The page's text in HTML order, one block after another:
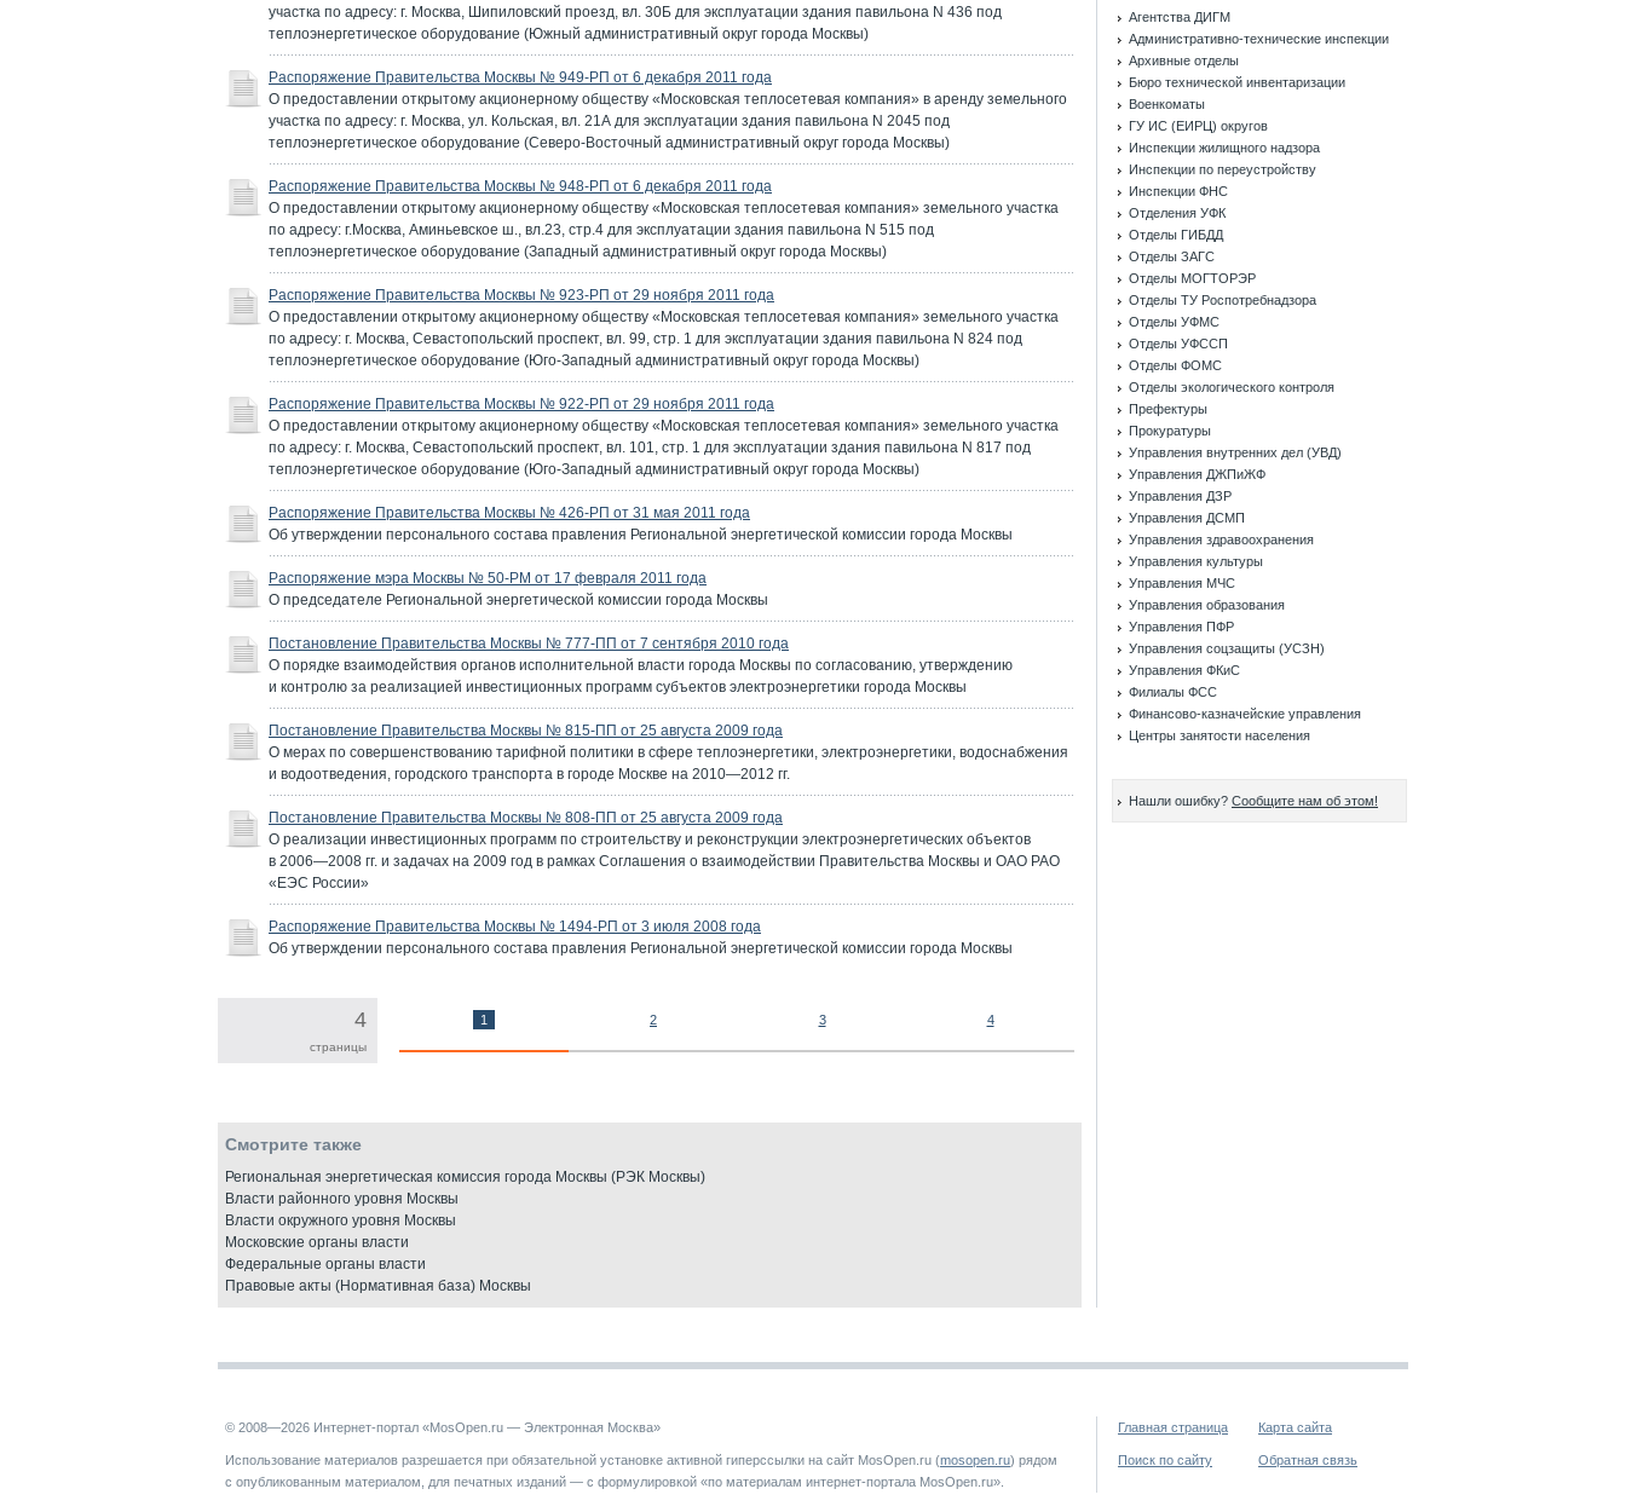
участка по адресу: г. Москва, Шипиловский проезд, вл. 30Б для эксплуатации здания павильона N 436 под
теплоэнергетическое оборудование (Южный административный округ города Москвы)
Распоряжение Правительства Москвы № 949-РП от 6 декабря 2011 года
О предоставлении открытому акционерному обществу «Московская теплосетевая компания» в аренду земельного
участка по адресу: г. Москва, ул. Кольская, вл. 21А для эксплуатации здания павильона N 2045 под
теплоэнергетическое оборудование (Северо-Восточный административный округ города Москвы)
Распоряжение Правительства Москвы № 948-РП от 6 декабря 2011 года
О предоставлении открытому акционерному обществу «Московская теплосетевая компания» земельного участка
по адресу: г.Москва, Аминьевское ш., вл.23, стр.4 для эксплуатации здания павильона N 515 под
теплоэнергетическое оборудование (Западный административный округ города Москвы)
Распоряжение Правительства Москвы № 923-РП от 29 ноября 2011 года
О предоставлении открытому акционерному обществу «Московская теплосетевая компания» земельного участка
по адресу: г. Москва, Севастопольский проспект, вл. 99, стр. 1 для эксплуатации здания павильона N 824 под
теплоэнергетическое оборудование (Юго-Западный административный округ города Москвы)
Распоряжение Правительства Москвы № 922-РП от 29 ноября 2011 года
О предоставлении открытому акционерному обществу «Московская теплосетевая компания» земельного участка
по адресу: г. Москва, Севастопольский проспект, вл. 101, стр. 1 для эксплуатации здания павильона N 817 под
теплоэнергетическое оборудование (Юго-Западный административный округ города Москвы)
Распоряжение Правительства Москвы № 426-РП от 31 мая 2011 года
Об утверждении персонального состава правления Региональной энергетической комиссии города Москвы
Распоряжение мэра Москвы № 50-РМ от 17 февраля 2011 года
О председателе Региональной энергетической комиссии города Москвы
Постановление Правительства Москвы № 777-ПП от 7 сентября 2010 года
О порядке взаимодействия органов исполнительной власти города Москвы по согласованию, утверждению
и контролю за реализацией инвестиционных программ субъектов электроэнергетики города Москвы
Постановление Правительства Москвы № 815-ПП от 25 августа 2009 года
О мерах по совершенствованию тарифной политики в сфере теплоэнергетики, электроэнергетики, водоснабжения
и водоотведения, городского транспорта в городе Москве на 2010—2012 гг.
Постановление Правительства Москвы № 808-ПП от 25 августа 2009 года
О реализации инвестиционных программ по строительству и реконструкции электроэнергетических объектов
в 2006—2008 гг. и задачах на 2009 год в рамках Соглашения о взаимодействии Правительства Москвы и ОАО РАО
«ЕЭС России»
Распоряжение Правительства Москвы № 1494-РП от 3 июля 2008 года
Об утверждении персонального состава правления Региональной энергетической комиссии города Москвы
4
страницы
1 2 3 4
Смотрите также
Региональная энергетическая комиссия города Москвы (РЭК Москвы)
Власти районного уровня Москвы
Власти окружного уровня Москвы
Московские органы власти
Федеральные органы власти
Правовые акты (Нормативная база) Москвы
Агентства ДИГМ
Административно-технические инспекции
Архивные отделы
Бюро технической инвентаризации
Военкоматы
ГУ ИС (ЕИРЦ) округов
Инспекции жилищного надзора
Инспекции по переустройству
Инспекции ФНС
Отделения УФК
Отделы ГИБДД
Отделы ЗАГС
Отделы МОГТОРЭР
Отделы ТУ Роспотребнадзора
Отделы УФМС
Отделы УФССП
Отделы ФОМС
Отделы экологического контроля
Префектуры
Прокуратуры
Управления внутренних дел (УВД)
Управления ДЖПиЖФ
Управления ДЗР
Управления ДСМП
Управления здравоохранения
Управления культуры
Управления МЧС
Управления образования
Управления ПФР
Управления соцзащиты (УСЗН)
Управления ФКиС
Филиалы ФСС
Финансово-казначейские управления
Центры занятости населения
Нашли ошибку? Сообщите нам об этом!
© 2008—2026 Интернет-портал «MosOpen.ru — Электронная Москва»
Использование материалов разрешается при обязательной установке активной гиперссылки на сайт MosOpen.ru (mosopen.ru) рядом
с опубликованным материалом, для печатных изданий — с формулировкой «по материалам интернет-портала MosOpen.ru».
Главная страница Карта сайта
Поиск по сайту Обратная связь